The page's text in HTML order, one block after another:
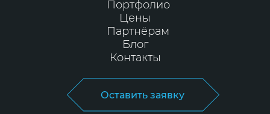
Портфолио
Цены
Партнёрам
Блог
Контакты
Оставить заявку